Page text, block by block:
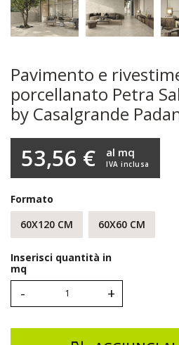
Pavimento e
porcellanato Petra
by Casalgrande
53,56 € IVA inclusa
al mq
Formato
60X120 CM
60X60 CM
Inserisci quantità in
mq
- +